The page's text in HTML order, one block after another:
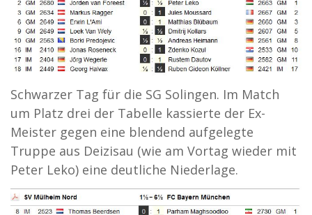
Schwarzer Tag für die SG Solingen. Im Match
um Platz drei der Tabelle kassierte der Ex-
Meister gegen eine blendend aufgelegte
Truppe aus Deizisau (wie am Vortag wieder mit
Peter Leko) eine deutliche Niederlage.